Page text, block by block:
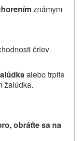
známym
čriev
alebo trpíte
žalúdka.
obráťte sa na